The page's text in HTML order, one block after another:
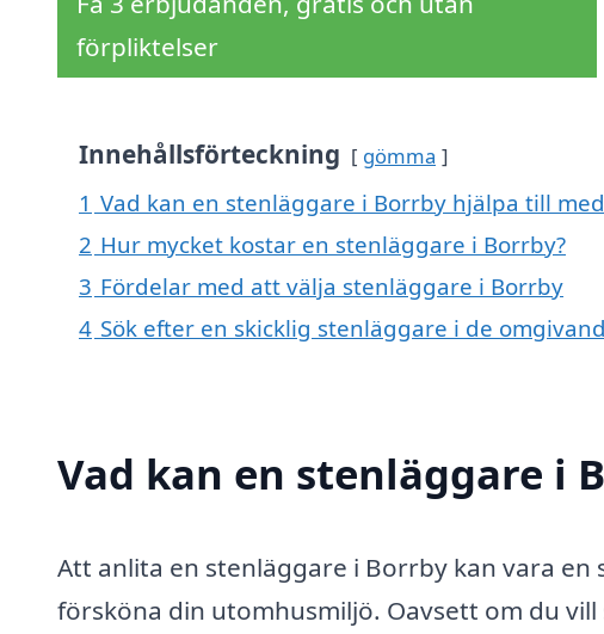
förpliktelser
Innehållsförteckning gömma
1 Vad kan en stenläggare i Borrby hjälpa till
2 Hur mycket kostar en stenläggare i Borrby?
3 Fördelar med att välja stenläggare i Borrby
4 Sök efter en skicklig stenläggare i de
Vad kan en stenläggare i
Att anlita en stenläggare i Borrby kan vara
försköna din utomhusmiljö. Oavsett om du